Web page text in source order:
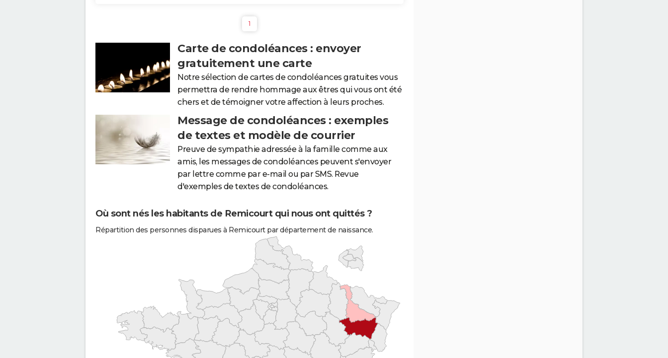
1
Carte de condoléances : envoyer
gratuitement une carte
Notre sélection de cartes de condoléances gratuites vous
permettra de rendre hommage aux êtres qui vous ont été
chers et de témoigner votre affection à leurs proches.
Message de condoléances : exemples
de textes et modèle de courrier
Preuve de sympathie adressée à la famille comme aux
amis, les messages de condoléances peuvent s'envoyer
par lettre comme par e-mail ou par SMS. Revue
d'exemples de textes de condoléances.
Où sont nés les habitants de Remicourt qui nous ont quittés ?
Répartition des personnes disparues à Remicourt par département de naissance.